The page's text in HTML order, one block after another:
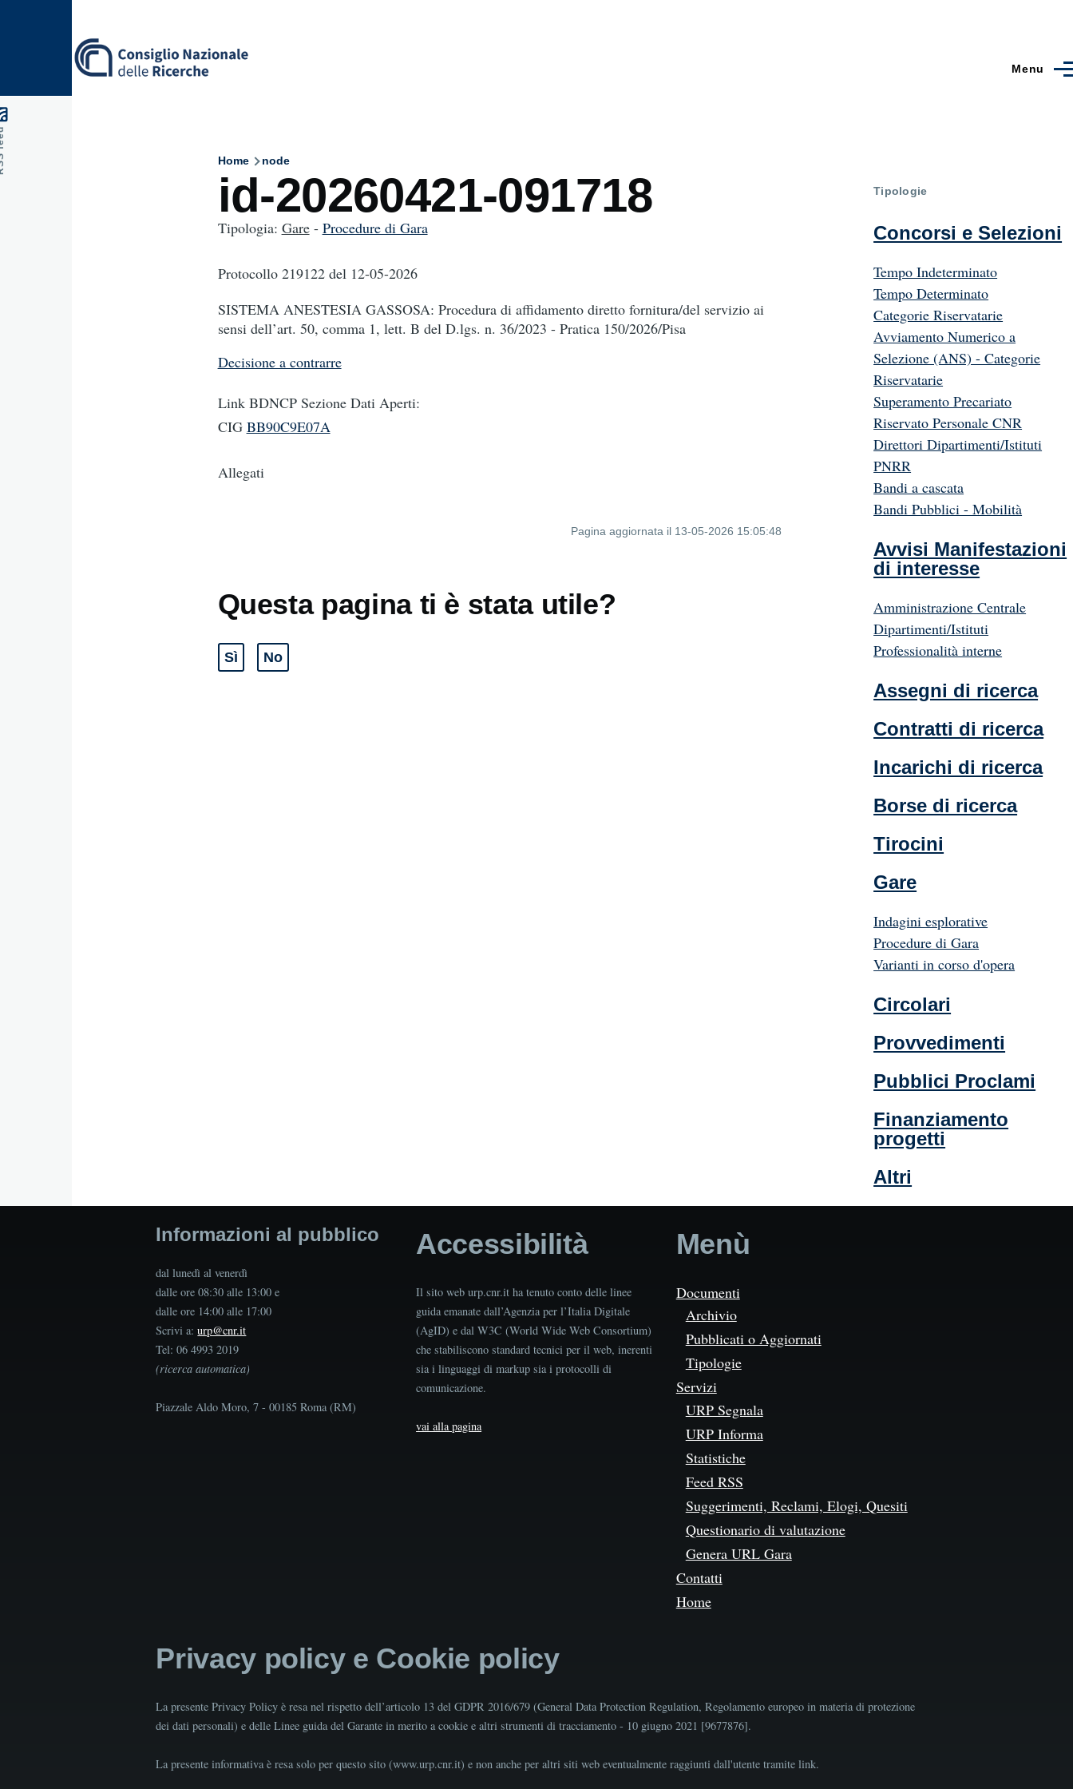
Menu
Breadcrumb
Home node
id-20260421-091718
Tipologia: Gare- Procedure di Gara
Protocollo 219122 del 12-05-2026
SISTEMA ANESTESIA GASSOSA: Procedura di affidamento diretto fornitura/del servizio ai
sensi dell’art. 50, comma 1, lett. B del D.lgs. n. 36/2023 - Pratica 150/2026/Pisa
Decisione a contrarre
Link BDNCP Sezione Dati Aperti:
CIG BB90C9E07A
Allegati
Pagina aggiornata il 13-05-2026 15:05:48
Questa pagina ti è stata utile?
Sì
Tipologie
Concorsi e Selezioni
Tempo Indeterminato
Tempo Determinato
Categorie Riservatarie
Avviamento Numerico a
Selezione (ANS) - Categorie
Riservatarie
Superamento Precariato
Riservato Personale CNR
Direttori Dipartimenti/Istituti
PNRR
Bandi a cascata
Bandi Pubblici - Mobilità
Avvisi Manifestazioni
di interesse
Amministrazione Centrale
Dipartimenti/Istituti
Professionalità interne
Assegni di ricerca
Contratti di ricerca
Incarichi di ricerca
Borse di ricerca
Tirocini
Gare
Indagini esplorative
Procedure di Gara
Varianti in corso d'opera
Circolari
Provvedimenti
Pubblici Proclami
Finanziamento
progetti
Altri
Informazioni al pubblico
dal lunedì al venerdì
dalle ore 08:30 alle 13:00 e
dalle ore 14:00 alle 17:00
Scrivi a:urp@cnr.it
Tel: 06 4993 2019
(ricerca automatica)
Piazzale Aldo Moro, 7 - 00185 Roma (RM)
Accessibilità
Il sito web urp.cnr.it ha tenuto conto delle linee
guida emanate dall’Agenzia per l’Italia Digitale
(AgID) e dal W3C (World Wide Web Consortium)
che stabiliscono standard tecnici per il web, inerenti
sia i linguaggi di markup sia i protocolli di
comunicazione.
vai alla pagina
Menù
Documenti
Archivio
Pubblicati o Aggiornati
Tipologie
Servizi
URP Segnala
URP Informa
Statistiche
Feed RSS
Suggerimenti, Reclami, Elogi, Quesiti
Questionario di valutazione
Genera URL Gara
Contatti
Home
Privacy policy e Cookie policy
La presente Privacy Policy è resa nel rispetto dell’articolo 13 del GDPR 2016/679 (General Data Protection Regulation, Regolamento europeo in materia di protezione
dei dati personali) e delle Linee guida del Garante in merito a cookie e altri strumenti di tracciamento - 10 giugno 2021 [9677876].
La presente informativa è resa solo per questo sito (www.urp.cnr.it) e non anche per altri siti web eventualmente raggiunti dall'utente tramite link.